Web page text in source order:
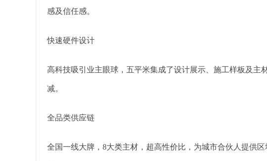
感及信任感。
快速硬件设计
高科技吸引业主眼球，五平米集成了设计展示、施工样板及主
减。
全品类供应链
全国一线大牌，8大类主材，超高性价比，为城市合伙人提供